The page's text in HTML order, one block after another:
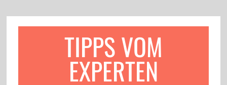
TIPPS VOM
EXPERTEN